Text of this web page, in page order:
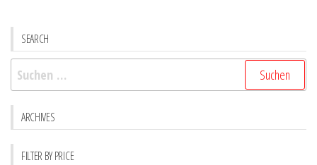
werden
der
SEARCH
Suchen
nach:
ARCHIVES
FILTER BY PRICE